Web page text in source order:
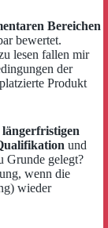
Bereichen
bewertet.
lesen fallen mir
der
Produkt
längerfristigen
und
Grunde gelegt?
wenn die
wieder